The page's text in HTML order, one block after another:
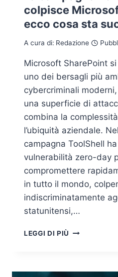
colpisce
ecco cosa sta
A cura di: Redazione
Microsoft SharePoint
uno dei bersagli più
cybercriminali
una superficie di
combina la
l’ubiquità aziendale.
campagna ToolShell
vulnerabilità zero-day
compromettere
in tutto il mondo,
indiscriminatamente
statunitensi,…
LEGGI DI PIÙ LA
TOOLSHELL